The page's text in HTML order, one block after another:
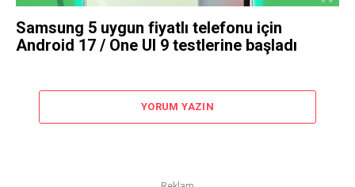
Samsung 5 uygun fiyatlı telefonu için
Android 17 / One UI 9 testlerine başladı
YORUM YAZIN